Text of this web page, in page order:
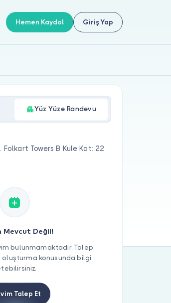
Hemen Kaydol Giriş Yap
Yüz Yüze Randevu
Folkart Towers B Kule Kat: 22
Mevcut Değil!
bulunmamaktadır. Talep
konusunda bilgi
Talep Et